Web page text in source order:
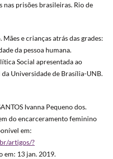
prisões brasileiras. Rio de
e crianças atrás das grades:
da pessoa humana.
Social apresentada ao
Universidade de Brasília-UNB.
Ivanna Pequeno dos.
do encarceramento feminino
em:
artigos/?
em: 13 jan. 2019.